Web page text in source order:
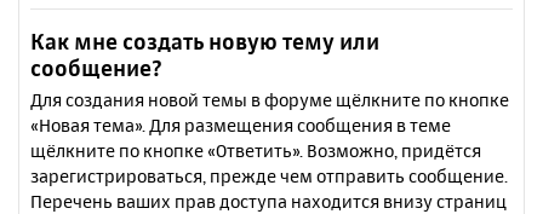
Как мне создать новую тему или
сообщение?
Для создания новой темы в форуме щёлкните по кнопке
«Новая тема». Для размещения сообщения в теме
щёлкните по кнопке «Ответить». Возможно, придётся
зарегистрироваться, прежде чем отправить сообщение.
Перечень ваших прав доступа находится внизу страниц